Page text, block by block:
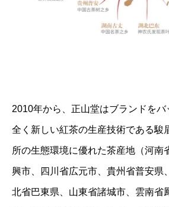
2010年から、正山堂はブランドをバ
全く新しい紅茶の生産技術である駿
所の生態環境に優れた茶産地（河南
興市、四川省広元市、貴州省普安県
北省巴東県、山東省諸城市、雲南省